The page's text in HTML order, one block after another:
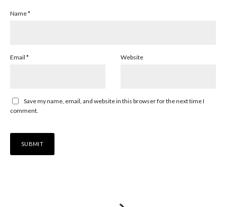
Name*
Email * Website
Save my name, email, and website in this browser for the next time I
comment.